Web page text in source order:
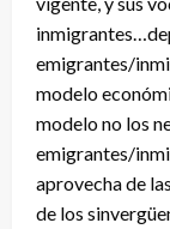
emigrantes/
modelo
modelo no los
emigrantes/
aprovecha de
de los